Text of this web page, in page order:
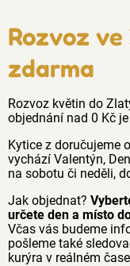
Rozvoz
zdarma
Rozvoz květin do
objednání nad 0 Kč
Kytice z doručujeme
vychází Valentýn,
na sobotu či neděli,
Jak objednat?
určete den a místo
Včas vás budeme
pošleme také
kurýra v reálném